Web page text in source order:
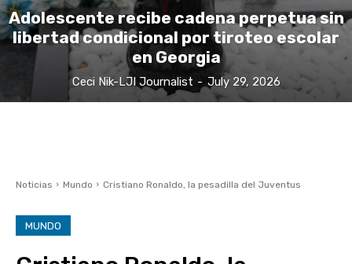
Adolescente recibe cadena perpetua sin
libertad condicional por tiroteo escolar
en Georgia
Ceci Nik-LJI Journalist - July 29, 2026